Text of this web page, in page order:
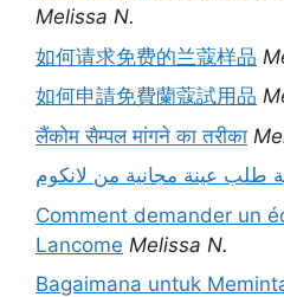
Melissa N.
如何请求免费的兰蔻样品
如何申請免費蘭蔻試用品
लैंकोम सैम्पल मांगने का तरीका
طلب عينة مجانية من لانكوم
Comment demander un
Lancome Melissa N.
Bagaimana untuk